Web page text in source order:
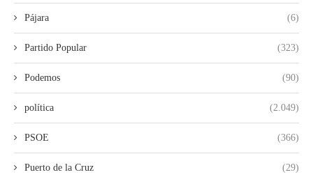
Pájara (6)
Partido Popular (323)
Podemos (90)
política (2.049)
PSOE (366)
Puerto de la Cruz (29)